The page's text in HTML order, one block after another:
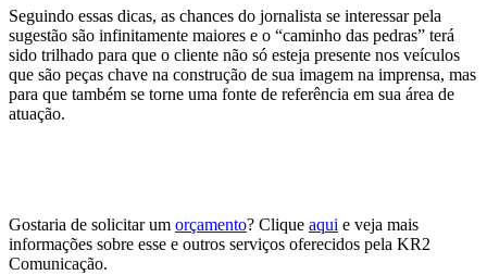
Seguindo essas dicas, as chances do jornalista se interessar pela
sugestão são infinitamente maiores e o “caminho das pedras” terá
sido trilhado para que o cliente não só esteja presente nos veículos
que são peças chave na construção de sua imagem na imprensa, mas
para que também se torne uma fonte de referência em sua área de
atuação.
Gostaria de solicitar um orçamento? Clique aqui e veja mais
informações sobre esse e outros serviços oferecidos pela KR2
Comunicação.